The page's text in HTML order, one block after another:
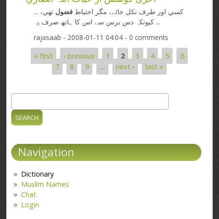
... کسي اور طرف نکل جائے، مگر احتياط فضول تھي،
کيونکہ دس برس سے اس کا ہاتھ صرف يہ ...
rajasaab - 2008-01-11 04:04 - 0 comments
Pages
« first ‹ previous 1 2 3 4 5
6
7
8 9 … next › last »
Search form
Navigation
Dictionary
Muslim Names
Chat
Login